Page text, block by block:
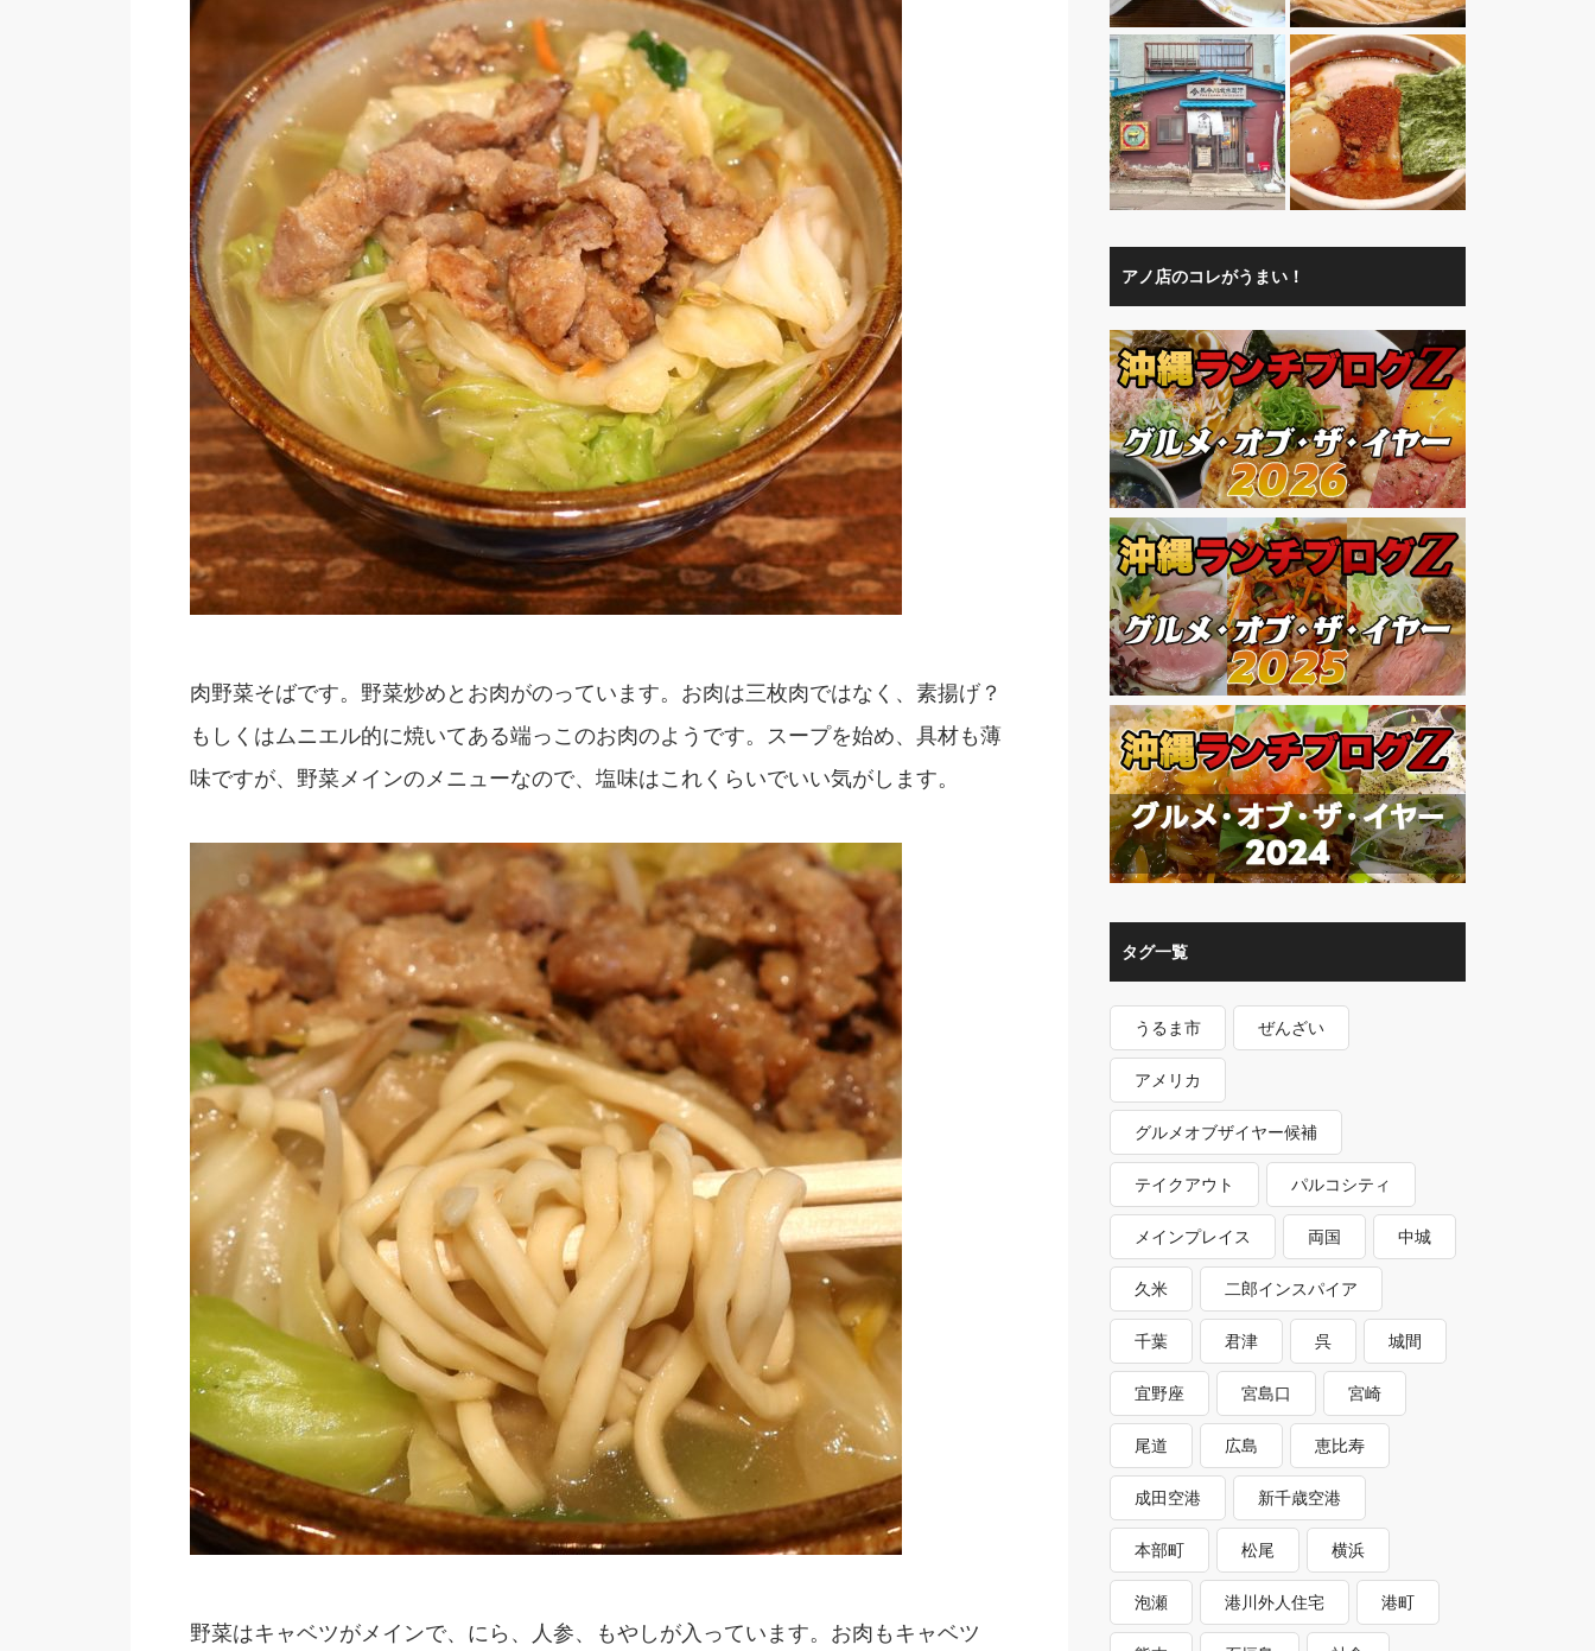
肉野菜そばです。野菜炒めとお肉がのっています。お肉は三枚肉ではなく、素揚げ？
もしくはムニエル的に焼いてある端っこのお肉のようです。スープを始め、具材も薄
味ですが、野菜メインのメニューなので、塩味はこれくらいでいい気がします。
野菜はキャベツがメインで、にら、人参、もやしが入っています。お肉もキャベツ
アノ店のコレがうまい！
タグ一覧
うるま市 ぜんざい
アメリカ
グルメオブザイヤー候補
テイクアウト パルコシティ
メインプレイス 両国 中城
久米 二郎インスパイア
千葉 君津 呉 城間
宜野座 宮島口 宮崎
尾道 広島 恵比寿
成田空港 新千歳空港
本部町 松尾 横浜
泡瀬 港川外人住宅 港町